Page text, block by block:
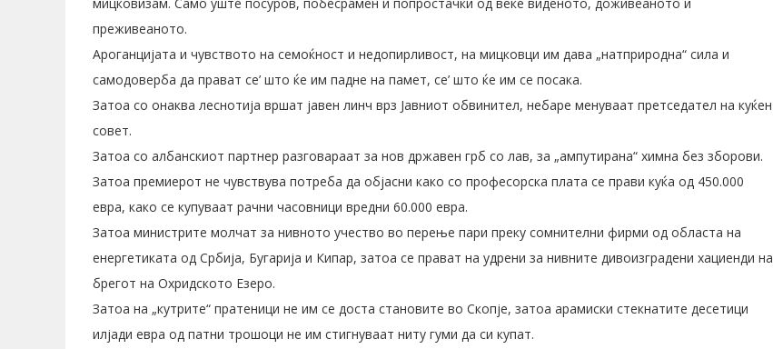
преживеаното.
Ароганцијата и чувството на семоќност и недопирливост, на мицковци им дава „натприродна“ сила и
самодоверба да прават се’ што ќе им падне на памет, се’ што ќе им се посака.
Затоа со онаква леснотија вршат јавен линч врз Јавниот обвинител, небаре менуваат претседател на куќен
совет.
Затоа со албанскиот партнер разговараат за нов државен грб со лав, за „ампутирана“ химна без зборови.
Затоа премиерот не чувствува потреба да објасни како со професорска плата се прави куќа од 450.000
евра, како се купуваат рачни часовници вредни 60.000 евра.
Затоа министрите молчат за нивното учество во перење пари преку сомнителни фирми од областа на
енергетиката од Србија, Бугарија и Кипар, затоа се прават на удрени за нивните дивоизградени хациенди на
брегот на Охридското Езеро.
Затоа на „кутрите“ пратеници не им се доста становите во Скопје, затоа арамиски стекнатите десетици
илјади евра од патни трошоци не им стигнуваат ниту гуми да си купат.